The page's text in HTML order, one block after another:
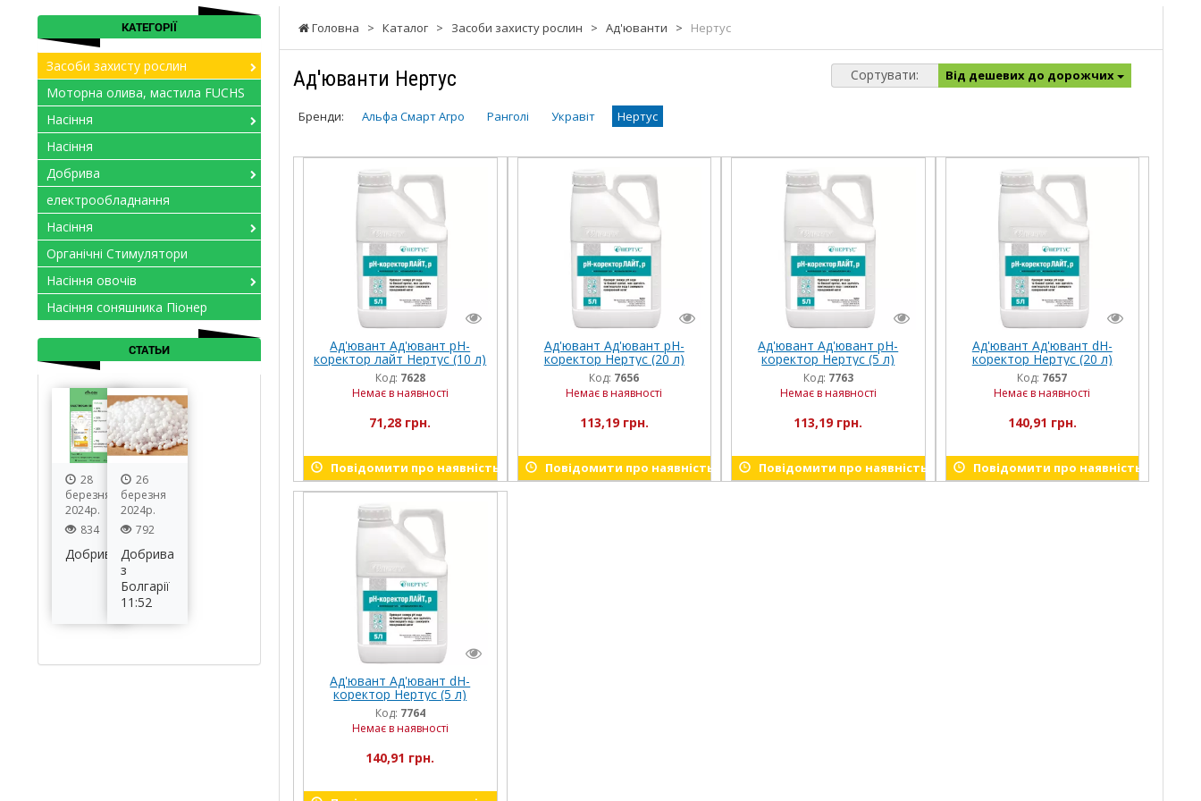
Головна > Каталог > Засоби захисту рослин > Ад'юванти > Нертус
Ад'юванти Нертус Сортувати: Від дешевих до дорожчих
Бренди: Альфа Смарт Агро Ранголі Укравіт Нертус
Ад'ювант Ад'ювант рН-
коректор лайт Нертус (10 л)
Код: 7628
Немає в наявності
71,28 грн.
Повідомити про наявність
Ад'ювант Ад'ювант рН-
коректор Нертус (20 л)
Код: 7656
Немає в наявності
113,19 грн.
Повідомити про наявність
Ад'ювант Ад'ювант рН-
коректор Нертус (5 л)
Код: 7763
Немає в наявності
113,19 грн.
Повідомити про наявність
Ад'ювант Ад'ювант dН-
коректор Нертус (20 л)
Код: 7657
Немає в наявності
140,91 грн.
Повідомити про наявність
Ад'ювант Ад'ювант dН-
коректор Нертус (5 л)
Код: 7764
Немає в наявності
140,91 грн.
КАТЕГОРІЇ
Засоби захисту рослин
Моторна олива, мастила FUCHS
Насіння
Насіння
Добрива
електрообладнання
Насіння
Органічні Стимулятори
Насіння овочів
Насіння соняшника Піонер
СТАТЬИ
28
березня
2024р.
834
Добрива
26
березня
2024р.
792
Добрива
з
Болгарії
11:52